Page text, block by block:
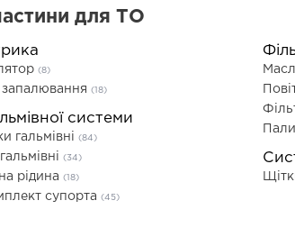
для ТО
(8)
запалювання (18)
системи
гальмівні (84)
(34)
рідина (18)
супорта (45)